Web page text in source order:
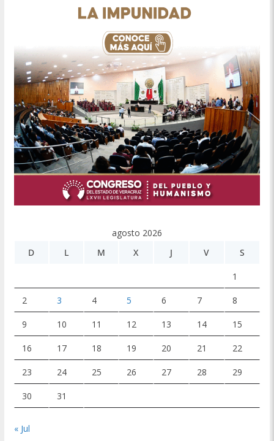
agosto 2026
D
L M X J V S
1
2 3 4 5 6 7 8
9 10 11 12 13 14 15
16 17 18 19 20 21 22
23 24 25 26 27 28 29
30 31
« Jul